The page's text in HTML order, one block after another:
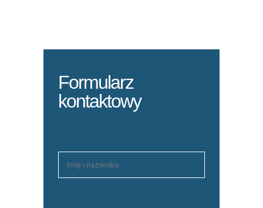
Formularz
kontaktowy